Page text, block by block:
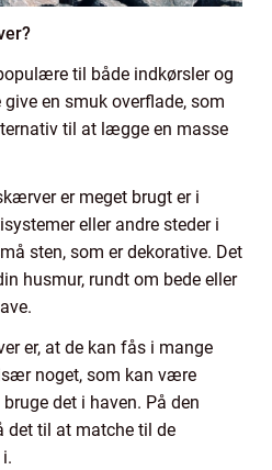
til både indkørsler og
en smuk overflade, som
til at lægge en masse
er meget brugt er i
eller andre steder i
sten, som er dekorative. Det
husmur, rundt om bede eller
er, at de kan fås i mange
noget, som kan være
det i haven. På den
det til at matche til de